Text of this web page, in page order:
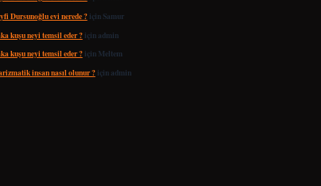
Dursunoğlu evi nerede ?içinSamur
kuşu neyi temsil eder ?içinadmin
kuşu neyi temsil eder ?için Meltem
insan nasıl olunur ?içinadmin